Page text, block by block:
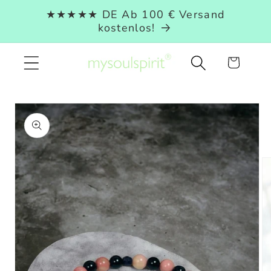
zum★★★★★ DE Ab 100 € Versand
kostenlos!
Warenkorb